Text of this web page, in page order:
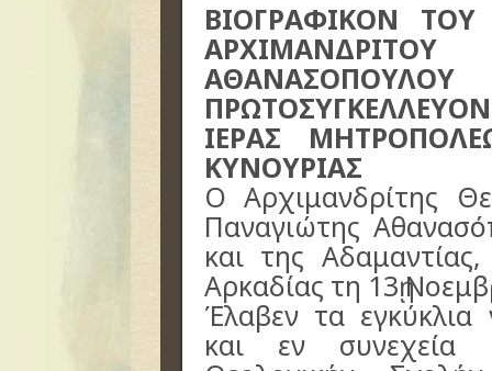
ΒΙΟΓΡΑΦΙΚΟΝ ΤΟΥ
ΑΘΑΝΑΣΟΠΟΥΛΟΥ
ΙΕΡΑΣ
ΚΥΝΟΥΡΙΑΣ
Ο Αρχιμανδρίτης
Παναγιώτης
και της Αδαμαντίας,
Αρκαδίας τη 13ῃ
Έλαβεν τα εγκύκλια
και εν συνεχεία